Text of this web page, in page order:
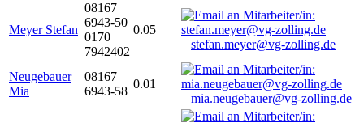
Meyer Stefan
08167
6943-50
0170
7942402
0.05
stefan.meyer@vg-zolling.de
Neugebauer
Mia
08167
6943-58
0.01
mia.neugebauer@vg-zolling.de